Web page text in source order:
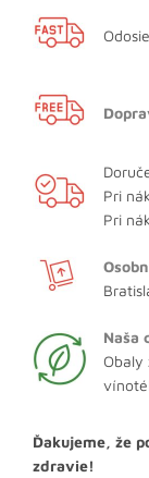
Pri
Pri
Naša
Obaly
Ďakujeme, že
zdravie!